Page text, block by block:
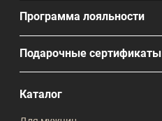
Программа лояльности
Подарочные сертификаты
Каталог